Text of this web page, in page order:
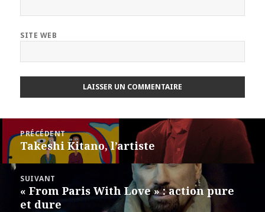
SITE WEB
de
l’article
PRÉCÉDENT
Article
précédent :
Takeshi Kitano, l’artiste
SUIVANT
Article
suivant :
« From Paris With Love » : action pure
et dure